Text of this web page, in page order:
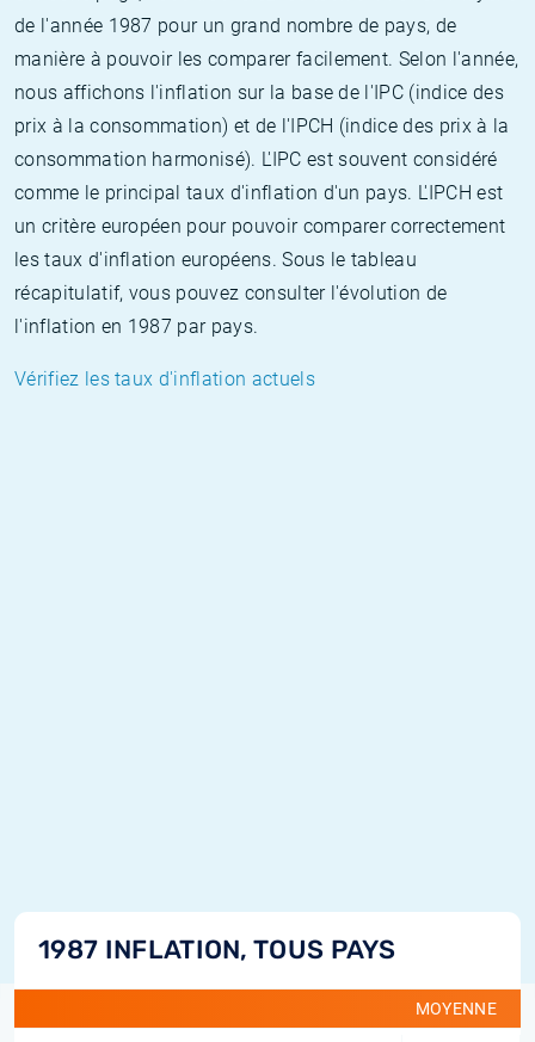
de l'année 1987 pour un grand nombre de pays, de
manière à pouvoir les comparer facilement. Selon l'année,
nous affichons l'inflation sur la base de l'IPC (indice des
prix à la consommation) et de l'IPCH (indice des prix à la
consommation harmonisé). L'IPC est souvent considéré
comme le principal taux d'inflation d'un pays. L'IPCH est
un critère européen pour pouvoir comparer correctement
les taux d'inflation européens. Sous le tableau
récapitulatif, vous pouvez consulter l'évolution de
l'inflation en 1987 par pays.
Vérifiez les taux d'inflation actuels
1987 INFLATION, TOUS PAYS
MOYENNE